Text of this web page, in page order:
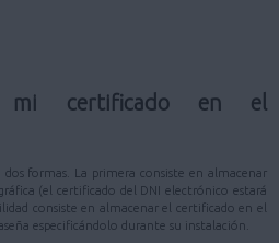
mi certificado en el
formas. La primera consiste en almacenar
(el certificado del DNI electrónico estará
consiste en almacenar el certificado en el
especificándolo durante su instalación.